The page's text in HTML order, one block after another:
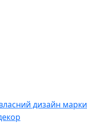
дизайн марки